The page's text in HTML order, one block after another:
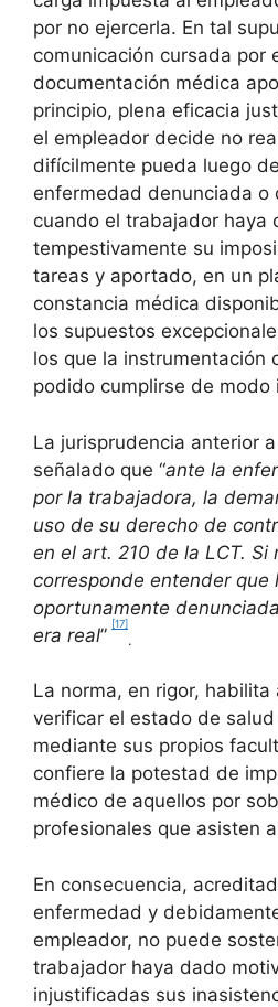
por no ejercerla. En tal
comunicación cursada por
documentación médica
principio, plena eficacia
el empleador decide no
difícilmente pueda luego
enfermedad denunciada o
cuando el trabajador haya
tempestivamente su
tareas y aportado, en un
constancia médica
los supuestos
los que la instrumentación
podido cumplirse de modo
La jurisprudencia anterior
señalado que “ante la
por la trabajadora, la
uso de su derecho de
en el art. 210 de la LCT. Si
corresponde entender que
oportunamente
era real” [17]
.
La norma, en rigor, habilita
verificar el estado de
mediante sus propios
confiere la potestad de
médico de aquellos por
profesionales que asisten
En consecuencia,
enfermedad y
empleador, no puede
trabajador haya dado
injustificadas sus